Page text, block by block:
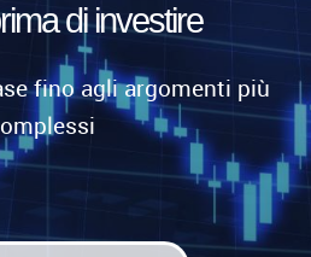
di investire
fino agli argomenti più